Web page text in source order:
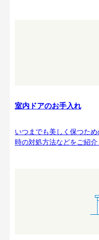
室内ドアのお手入れ
いつまでも美しく保つた
時の対処方法などをご紹介